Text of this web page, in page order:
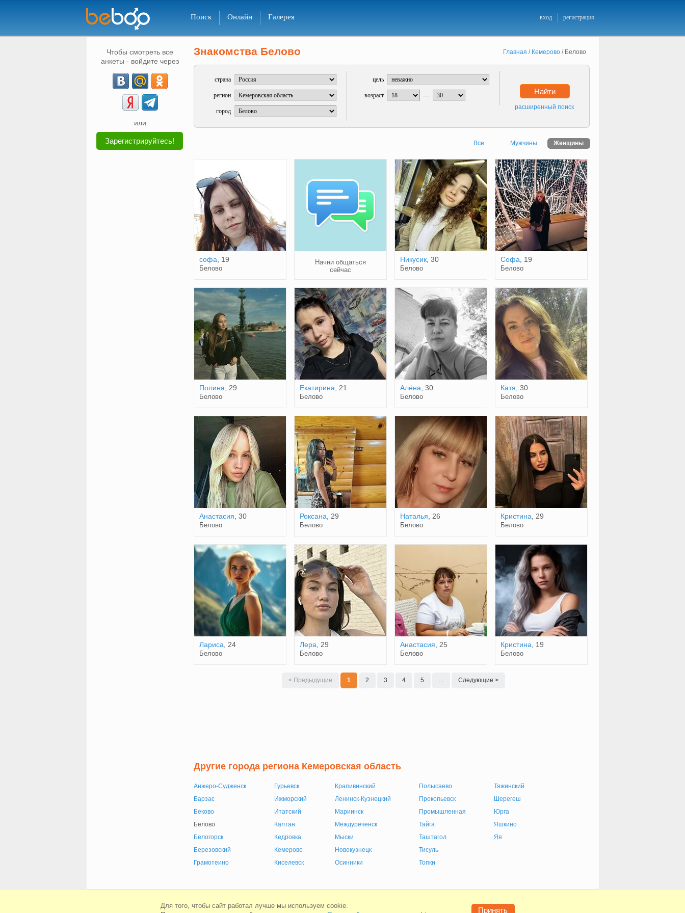
Поиск Онлайн Галерея вход регистрация
Чтобы смотреть все
анкеты - войдите через
или
Зарегистрируйтесь!
Знакомства Белово Главная / Кемерово/ Белово
страна
регион
город
цель
возраст — Найти
расширенный поиск
Все Мужчины Женщины
софа , 19
Белово
Начни общаться
сейчас
Никусик, 30
Белово
Софа , 19
Белово
Полина , 29
Белово
Екатирина , 21
Белово
Алёна , 30
Белово
Катя , 30
Белово
Анастасия , 30
Белово
Роксана , 29
Белово
Наталья , 26
Белово
Кристина , 29
Белово
Лариса , 24
Белово
Лера , 29
Белово
Анастасия , 25
Белово
Кристина , 19
Белово
< Предыдущие 1 2 3 4 5 ... Следующие >
Другие города региона Кемеровская область
Анжеро-Судженск
Барзас
Беково
Белово
Белогорск
Березовский
Грамотеино
Гурьевск
Ижморский
Итатский
Калтан
Кедровка
Кемерово
Киселевск
Крапивинский
Ленинск-Кузнецкий
Мариинск
Междуреченск
Мыски
Новокузнецк
Осинники
Полысаево
Прокопьевск
Промышленная
Тайга
Таштагол
Тисуль
Топки
Тяжинский
Шерегеш
Юрга
Яшкино
Яя
Для того, чтобы сайт работал лучше мы используем cookie.
Принять